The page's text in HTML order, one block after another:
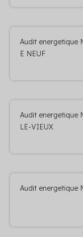
Audit energetique
E NEUF
Audit energetique
LE-VIEUX
Audit energetique